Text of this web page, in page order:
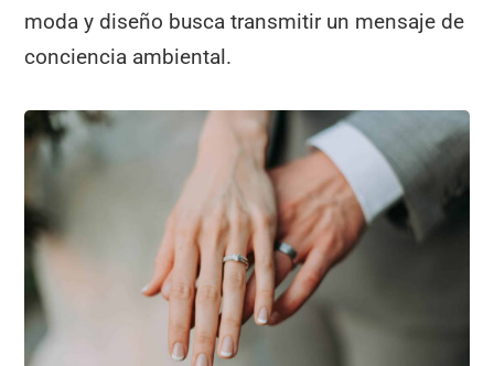
moda y diseño busca transmitir un mensaje de
conciencia ambiental.